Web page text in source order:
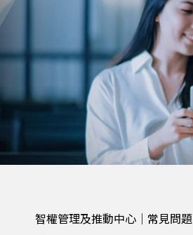
智權管理及推動中心｜常見問題